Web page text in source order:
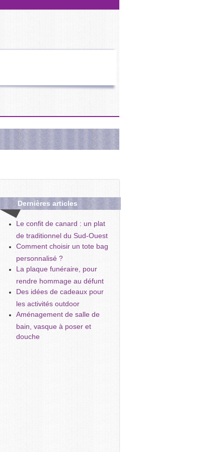
Dernièresarticles
Le confit de canard : un plat
de traditionnel du Sud-Ouest
Comment choisir un tote bag
personnalisé ?
La plaque funéraire, pour
rendre hommage au défunt
Des idées de cadeaux pour
les activités outdoor
Aménagement de salle de
bain, vasque à poser et
douche